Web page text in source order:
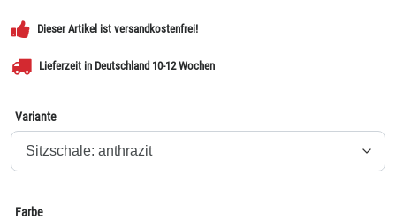
Dieser Artikel ist versandkostenfrei!
Lieferzeit in Deutschland 10-12 Wochen
Variante
Farbe